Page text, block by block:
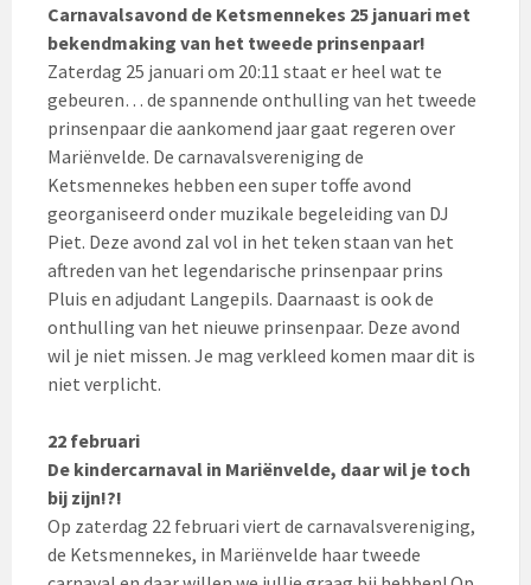
Carnavalsavond de Ketsmennekes 25 januari met
bekendmaking van het tweede prinsenpaar!
Zaterdag 25 januari om 20:11 staat er heel wat te
gebeuren… de spannende onthulling van het tweede
prinsenpaar die aankomend jaar gaat regeren over
Mariënvelde. De carnavalsvereniging de
Ketsmennekes hebben een super toffe avond
georganiseerd onder muzikale begeleiding van DJ
Piet. Deze avond zal vol in het teken staan van het
aftreden van het legendarische prinsenpaar prins
Pluis en adjudant Langepils. Daarnaast is ook de
onthulling van het nieuwe prinsenpaar. Deze avond
wil je niet missen. Je mag verkleed komen maar dit is
niet verplicht.
22 februari
De kindercarnaval in Mariënvelde, daar wil je toch
bij zijn!?!
Op zaterdag 22 februari viert de carnavalsvereniging,
de Ketsmennekes, in Mariënvelde haar tweede